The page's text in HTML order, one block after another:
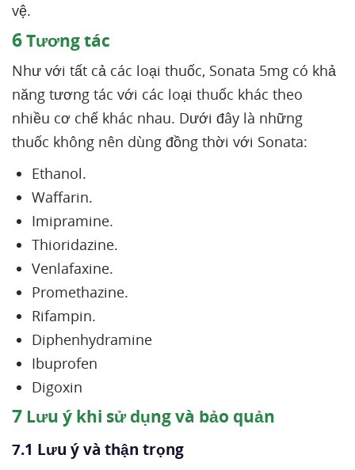
vệ.
6Tương tác
Như với tất cả các loại thuốc, Sonata 5mg có khả
năng tương tác với các loại thuốc khác theo
nhiều cơ chế khác nhau. Dưới đây là những
thuốc không nên dùng đồng thời với Sonata:
Ethanol.
Waffarin.
Imipramine.
Thioridazine.
Venlafaxine.
Promethazine.
Rifampin.
Diphenhydramine
Ibuprofen
Digoxin
7 Lưu ý khi sử dụng và bảo quản
7.1 Lưu ý và thận trọng